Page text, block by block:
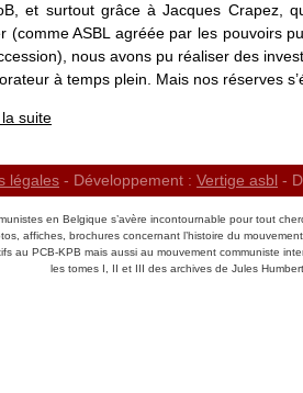
et surtout grâce à Jacques Crapez,
(comme ASBL agréée par les pouvoirs
nous avons pu réaliser des
à temps plein. Mais nos réserves
suite
légales - Développement : Vertige asbl -
en Belgique s’avère incontournable pour tout
affiches, brochures concernant l’histoire du
au PCB-KPB mais aussi au mouvement communiste
les tomes I, II et III des archives de Jules